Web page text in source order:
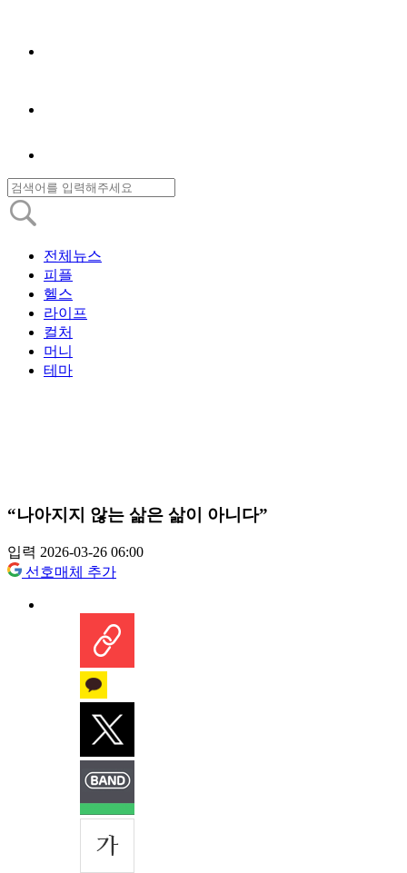
전체뉴스
피플
헬스
라이프
컬처
머니
테마
“나아지지 않는 삶은 삶이 아니다”
입력 2026-03-26 06:00
선호매체 추가